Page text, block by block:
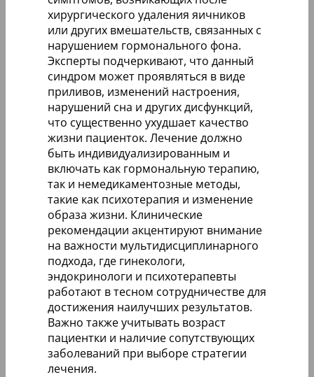
хирургического удаления яичников
или других вмешательств, связанных с
нарушением гормонального фона.
Эксперты подчеркивают, что данный
синдром может проявляться в виде
приливов, изменений настроения,
нарушений сна и других дисфункций,
что существенно ухудшает качество
жизни пациенток. Лечение должно
быть индивидуализированным и
включать как гормональную терапию,
так и немедикаментозные методы,
такие как психотерапия и изменение
образа жизни. Клинические
рекомендации акцентируют внимание
на важности мультидисциплинарного
подхода, где гинекологи,
эндокринологи и психотерапевты
работают в тесном сотрудничестве для
достижения наилучших результатов.
Важно также учитывать возраст
пациентки и наличие сопутствующих
заболеваний при выборе стратегии
лечения.